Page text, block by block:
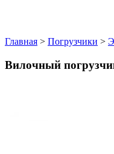
Главная > Погрузчики >
Вилочный